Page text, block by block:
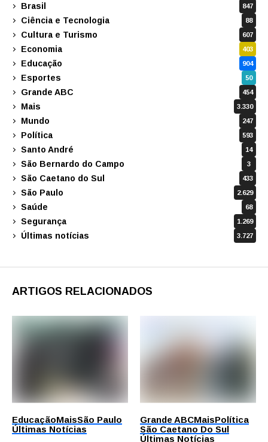
Brasil 847
Ciência e Tecnologia 88
Cultura e Turismo 607
Economia 403
Educação 904
Esportes 50
Grande ABC 454
Mais 3.330
Mundo 247
Política 593
Santo André 14
São Bernardo do Campo 3
São Caetano do Sul 433
São Paulo 2.629
Saúde 68
Segurança 1.269
Últimas notícias 3.727
ARTIGOS RELACIONADOS
EducaçãoMaisSão Paulo
Últimas Notícias
Grande ABCMaisPolítica
São Caetano Do Sul
Últimas Notícias